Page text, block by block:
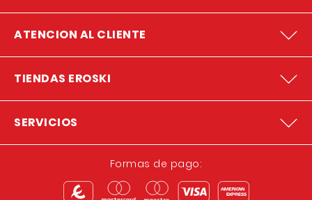
ATENCION AL CLIENTE
TIENDAS EROSKI
SERVICIOS
Formas de pago: